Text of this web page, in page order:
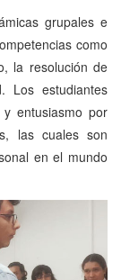
grupales e
como
la resolución de
Los estudiantes
entusiasmo por
las cuales son
en el mundo